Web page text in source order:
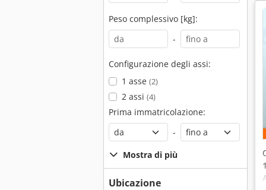
Peso complessivo [kg]:
-
Configurazione degli assi:
1 asse (2)
2 assi (4)
Prima immatricolazione:
-
Mostra di più
Ubicazione